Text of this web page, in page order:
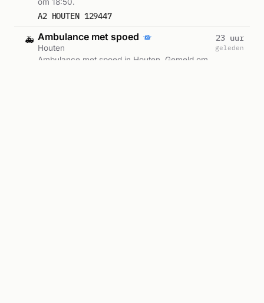
A2 HOUTEN 129447
🚑 Ambulance met spoed
Houten
Ambulance met spoed in Houten. Gemeld om
23 uur
geleden